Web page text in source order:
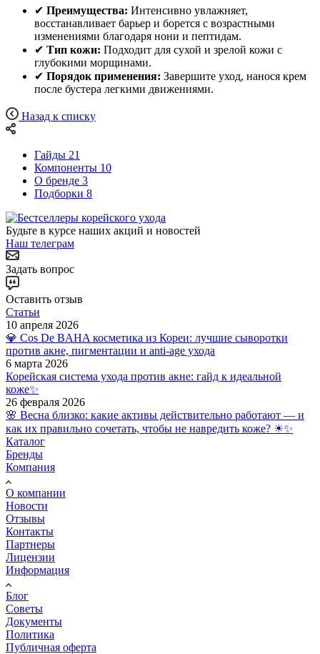
✔ Преимущества: Интенсивно увлажняет,
восстанавливает барьер и борется с возрастными
изменениями благодаря нони и пептидам.
✔ Тип кожи: Подходит для сухой и зрелой кожи с
глубокими морщинами.
✔ Порядок применения: Завершите уход, нанося крем
после бустера легкими движениями.
Назад к списку
Гайды 21
Компоненты 10
О бренде 3
Подборки 8
Будьте в курсе наших акций и новостей
Наш телеграм
Задать вопрос
Оставить отзыв
Статьи
10 апреля 2026
💎 Cos De BAHA косметика из Кореи: лучшие сыворотки
против акне, пигментации и anti-age ухода
6 марта 2026
Корейская система ухода против акне: гайд к идеальной
коже✨
26 февраля 2026
🌸 Весна близко: какие активы действительно работают — и
как их правильно сочетать, чтобы не навредить коже? ☀✨
Каталог
Бренды
Компания
О компании
Новости
Отзывы
Контакты
Партнеры
Лицензии
Информация
Блог
Советы
Документы
Политика
Публичная оферта